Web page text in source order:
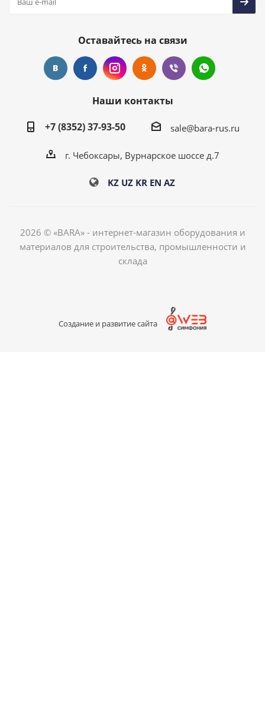
Оставайтесь на связи
Наши контакты
+7 (8352) 37-93-50
sale@bara-rus.ru
г. Чебоксары, Вурнарское шоссе д.7
KZ UZ KR EN AZ
2026 © «BARA» - интернет-магазин оборудования и
материалов для строительства, промышленности и
склада
Создание и развитие сайта